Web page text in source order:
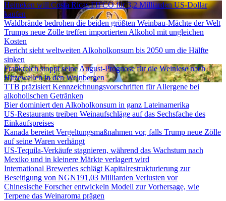
Heineken will Costa Ricas FIFCO für 3,2 Milliarden US-Dollar
kaufen
Waldbrände bedrohen die beiden größten Weinbau-Mächte der Welt
Trumps neue Zölle treffen importierten Alkohol mit ungleichen
Kosten
Bericht sieht weltweiten Alkoholkonsum bis 2050 um die Hälfte
sinken
Frankreich stoppt seine August-Prognose für die Weinlese nach
Hitzewellen in den Weinbergen
TTB präzisiert Kennzeichnungsvorschriften für Allergene bei
alkoholischen Getränken
Bier dominiert den Alkoholkonsum in ganz Lateinamerika
US-Restaurants treiben Weinaufschläge auf das Sechsfache des
Einkaufspreises
Kanada bereitet Vergeltungsmaßnahmen vor, falls Trump neue Zölle
auf seine Waren verhängt
US-Tequila-Verkäufe stagnieren, während das Wachstum nach
Mexiko und in kleinere Märkte verlagert wird
International Breweries schlägt Kapitalrestrukturierung zur
Beseitigung von NGN191,03 Milliarden Verlusten vor
Chinesische Forscher entwickeln Modell zur Vorhersage, wie
Terpene das Weinaroma prägen